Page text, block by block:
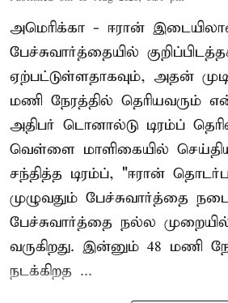
அமெரிக்கா - ஈரான்
பேச்சுவார்த்தையில்
ஏற்பட்டுள்ளதாகவும், அதன்
மணி நேரத்தில் தெரியவரும்
அதிபர் டொனால்டு டிரம்ப்
வெள்ளை மாளிகையில்
சந்தித்த டிரம்ப், "ஈரான்
முழுவதும் பேச்சுவார்த்தை
பேச்சுவார்த்தை நல்ல
வருகிறது. இன்னும் 48 மணி
நடக்கிறத ...